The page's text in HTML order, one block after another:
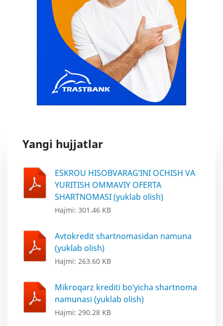
Yangi hujjatlar
ESKROU HISOBVARAG‘INI OCHISH VA
YURITISH OMMAVIY OFERTA
SHARTNOMASI (yuklab olish)
Hajmi: 301.46 KB
Avtokredit shartnomasidan namuna
(yuklab olish)
Hajmi: 263.60 KB
Mikroqarz krediti bo‘yicha shartnoma
namunasi (yuklab olish)
Hajmi: 290.28 KB